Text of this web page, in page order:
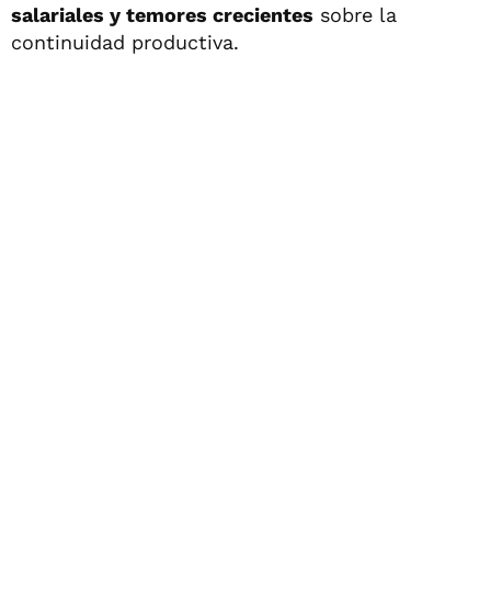
salariales y temores crecientes sobre la
continuidad productiva.